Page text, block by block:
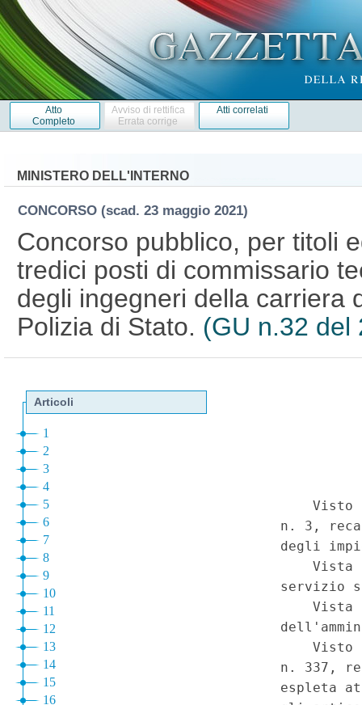
Atto
Completo
Avviso di rettifica
Errata corrige
Atti correlati
MINISTERO DELL'INTERNO
CONCORSO (scad. 23 maggio 2021)
Concorso pubblico, per titoli
tredici posti di commissario
degli ingegneri della carriera
Polizia di Stato. (GU n.32 del